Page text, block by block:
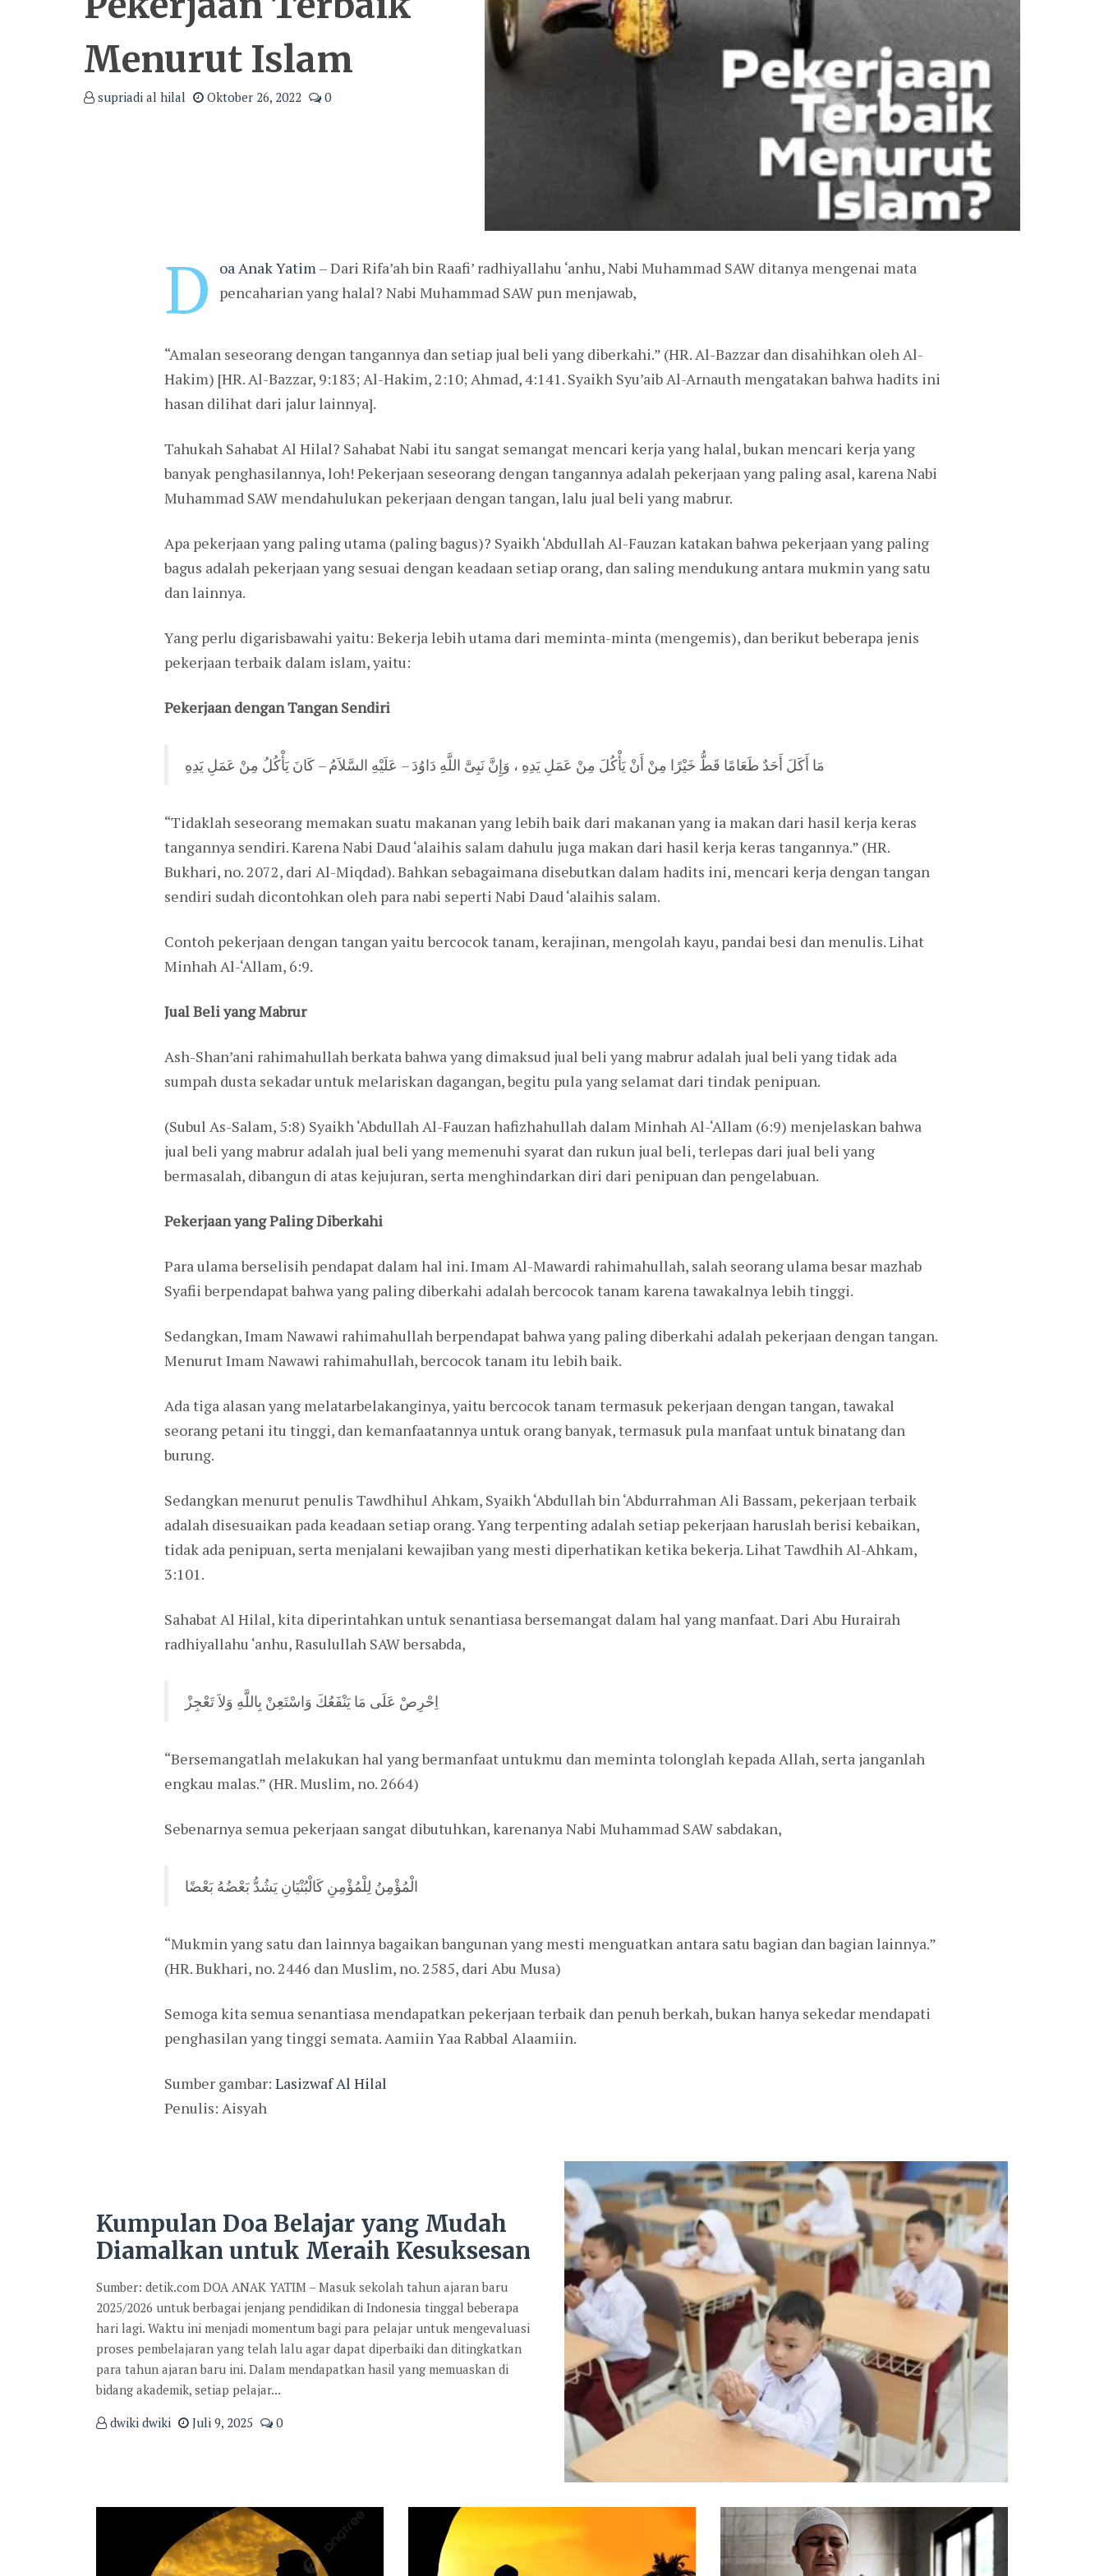
Menurut Islam
supriadi al hilal Oktober 26, 2022 0
D oa Anak Yatim – Dari Rifa’ah bin Raafi’ radhiyallahu ‘anhu, Nabi Muhammad SAW ditanya mengenai mata
pencaharian yang halal? Nabi Muhammad SAW pun menjawab,
“Amalan seseorang dengan tangannya dan setiap jual beli yang diberkahi.” (HR. Al-Bazzar dan disahihkan oleh Al-
Hakim) [HR. Al-Bazzar, 9:183; Al-Hakim, 2:10; Ahmad, 4:141. Syaikh Syu’aib Al-Arnauth mengatakan bahwa hadits ini
hasan dilihat dari jalur lainnya].
Tahukah Sahabat Al Hilal? Sahabat Nabi itu sangat semangat mencari kerja yang halal, bukan mencari kerja yang
banyak penghasilannya, loh! Pekerjaan seseorang dengan tangannya adalah pekerjaan yang paling asal, karena Nabi
Muhammad SAW mendahulukan pekerjaan dengan tangan, lalu jual beli yang mabrur.
Apa pekerjaan yang paling utama (paling bagus)? Syaikh ‘Abdullah Al-Fauzan katakan bahwa pekerjaan yang paling
bagus adalah pekerjaan yang sesuai dengan keadaan setiap orang, dan saling mendukung antara mukmin yang satu
dan lainnya.
Yang perlu digarisbawahi yaitu: Bekerja lebih utama dari meminta-minta (mengemis), dan berikut beberapa jenis
pekerjaan terbaik dalam islam, yaitu:
Pekerjaan dengan Tangan Sendiri
مَا أَكَلَ أَحَدٌ طَعَامًا قَطُّ خَيْرًا مِنْ أَنْ يَأْكُلَ مِنْ عَمَلِ يَدِهِ ، وَإِنَّ نَبِىَّ اللَّهِ دَاوُدَ – عَلَيْهِ السَّلاَمُ – كَانَ يَأْكُلُ مِنْ عَمَلِ يَدِهِ
“Tidaklah seseorang memakan suatu makanan yang lebih baik dari makanan yang ia makan dari hasil kerja keras
tangannya sendiri. Karena Nabi Daud ‘alaihis salam dahulu juga makan dari hasil kerja keras tangannya.” (HR.
Bukhari, no. 2072, dari Al-Miqdad). Bahkan sebagaimana disebutkan dalam hadits ini, mencari kerja dengan tangan
sendiri sudah dicontohkan oleh para nabi seperti Nabi Daud ‘alaihis salam.
Contoh pekerjaan dengan tangan yaitu bercocok tanam, kerajinan, mengolah kayu, pandai besi dan menulis. Lihat
Minhah Al-‘Allam, 6:9.
Jual Beli yang Mabrur
Ash-Shan’ani rahimahullah berkata bahwa yang dimaksud jual beli yang mabrur adalah jual beli yang tidak ada
sumpah dusta sekadar untuk melariskan dagangan, begitu pula yang selamat dari tindak penipuan.
(Subul As-Salam, 5:8) Syaikh ‘Abdullah Al-Fauzan hafizhahullah dalam Minhah Al-‘Allam (6:9) menjelaskan bahwa
jual beli yang mabrur adalah jual beli yang memenuhi syarat dan rukun jual beli, terlepas dari jual beli yang
bermasalah, dibangun di atas kejujuran, serta menghindarkan diri dari penipuan dan pengelabuan.
Pekerjaan yang Paling Diberkahi
Para ulama berselisih pendapat dalam hal ini. Imam Al-Mawardi rahimahullah, salah seorang ulama besar mazhab
Syafii berpendapat bahwa yang paling diberkahi adalah bercocok tanam karena tawakalnya lebih tinggi.
Sedangkan, Imam Nawawi rahimahullah berpendapat bahwa yang paling diberkahi adalah pekerjaan dengan tangan.
Menurut Imam Nawawi rahimahullah, bercocok tanam itu lebih baik.
Ada tiga alasan yang melatarbelakanginya, yaitu bercocok tanam termasuk pekerjaan dengan tangan, tawakal
seorang petani itu tinggi, dan kemanfaatannya untuk orang banyak, termasuk pula manfaat untuk binatang dan
burung.
Sedangkan menurut penulis Tawdhihul Ahkam, Syaikh ‘Abdullah bin ‘Abdurrahman Ali Bassam, pekerjaan terbaik
adalah disesuaikan pada keadaan setiap orang. Yang terpenting adalah setiap pekerjaan haruslah berisi kebaikan,
tidak ada penipuan, serta menjalani kewajiban yang mesti diperhatikan ketika bekerja. Lihat Tawdhih Al-Ahkam,
3:101.
Sahabat Al Hilal, kita diperintahkan untuk senantiasa bersemangat dalam hal yang manfaat. Dari Abu Hurairah
radhiyallahu ‘anhu, Rasulullah SAW bersabda,
اِحْرِصْ عَلَى مَا يَنْفَعُكَ وَاسْتَعِنْ بِاللَّهِ وَلاَ تَعْجِزْ
“Bersemangatlah melakukan hal yang bermanfaat untukmu dan meminta tolonglah kepada Allah, serta janganlah
engkau malas.” (HR. Muslim, no. 2664)
Sebenarnya semua pekerjaan sangat dibutuhkan, karenanya Nabi Muhammad SAW sabdakan,
الْمُؤْمِنُ لِلْمُؤْمِنِ كَالْبُنْيَانِ يَشُدُّ بَعْضُهُ بَعْضًا
“Mukmin yang satu dan lainnya bagaikan bangunan yang mesti menguatkan antara satu bagian dan bagian lainnya.”
(HR. Bukhari, no. 2446 dan Muslim, no. 2585, dari Abu Musa)
Semoga kita semua senantiasa mendapatkan pekerjaan terbaik dan penuh berkah, bukan hanya sekedar mendapati
penghasilan yang tinggi semata. Aamiin Yaa Rabbal Alaamiin.
Sumber gambar: Lasizwaf Al Hilal
Penulis: Aisyah
Kumpulan Doa Belajar yang Mudah
Diamalkan untuk Meraih Kesuksesan
Sumber: detik.com DOA ANAK YATIM – Masuk sekolah tahun ajaran baru
2025/2026 untuk berbagai jenjang pendidikan di Indonesia tinggal beberapa
hari lagi. Waktu ini menjadi momentum bagi para pelajar untuk mengevaluasi
proses pembelajaran yang telah lalu agar dapat diperbaiki dan ditingkatkan
para tahun ajaran baru ini. Dalam mendapatkan hasil yang memuaskan di
bidang akademik, setiap pelajar...
dwiki dwiki
Juli 9, 2025 0